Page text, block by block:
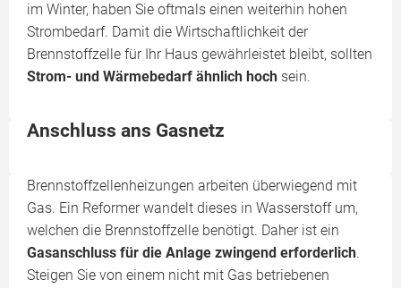
im Winter, haben Sie oftmals einen weiterhin hohen
Strombedarf. Damit die Wirtschaftlichkeit der
Brennstoffzelle für Ihr Haus gewährleistet bleibt, sollten
Strom- und Wärmebedarf ähnlich hoch sein.
Anschluss ans Gasnetz
Brennstoffzellenheizungen arbeiten überwiegend mit
Gas. Ein Reformer wandelt dieses in Wasserstoff um,
welchen die Brennstoffzelle benötigt. Daher ist ein
Gasanschluss für die Anlage zwingend erforderlich.
Steigen Sie von einem nicht mit Gas betriebenen